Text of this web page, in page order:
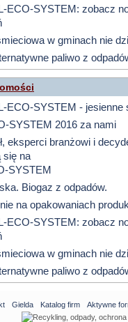
ECO-SYSTEM: zobacz
w gminach nie
paliwo z
ECO-SYSTEM - jesienne
SYSTEM 2016 za nami
eksperci branżowi i
się na
SYSTEM
Biogaz z odpadów.
na opakowaniach
ECO-SYSTEM: zobacz
w gminach nie
paliwo z
Gielda Katalog firm Aktywne